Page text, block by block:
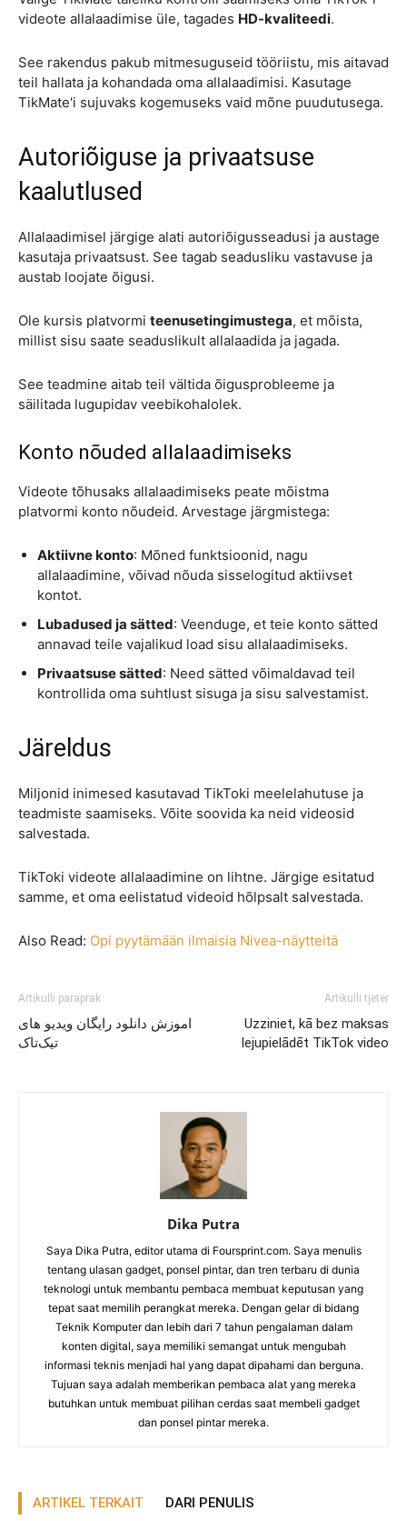
videote allalaadimise üle, tagades HD-kvaliteedi.
See rakendus pakub mitmesuguseid tööriistu, mis aitavad
teil hallata ja kohandada oma allalaadimisi. Kasutage
TikMate'i sujuvaks kogemuseks vaid mõne puudutusega.
Autoriõiguse ja privaatsuse
kaalutlused
Allalaadimisel järgige alati autoriõigusseadusi ja austage
kasutaja privaatsust. See tagab seadusliku vastavuse ja
austab loojate õigusi.
Ole kursis platvormi teenusetingimustega, et mõista,
millist sisu saate seaduslikult allalaadida ja jagada.
See teadmine aitab teil vältida õigusprobleeme ja
säilitada lugupidav veebikohalolek.
Konto nõuded allalaadimiseks
Videote tõhusaks allalaadimiseks peate mõistma
platvormi konto nõudeid. Arvestage järgmistega:
Aktiivne konto: Mõned funktsioonid, nagu
allalaadimine, võivad nõuda sisselogitud aktiivset
kontot.
Lubadused ja sätted: Veenduge, et teie konto sätted
annavad teile vajalikud load sisu allalaadimiseks.
Privaatsuse sätted: Need sätted võimaldavad teil
kontrollida oma suhtlust sisuga ja sisu salvestamist.
Järeldus
Miljonid inimesed kasutavad TikToki meelelahutuse ja
teadmiste saamiseks. Võite soovida ka neid videosid
salvestada.
TikToki videote allalaadimine on lihtne. Järgige esitatud
samme, et oma eelistatud videoid hõlpsalt salvestada.
Also Read: Opi pyytämään ilmaisia Nivea-näytteitä
Artikulli paraprak
اموزش دانلود رایگان ویدیو های
تیک‌تاک
Artikulli tjetër
Uzziniet, kā bez maksas
lejupielādēt TikTok video
Dika Putra
Saya Dika Putra, editor utama di Foursprint.com. Saya menulis
tentang ulasan gadget, ponsel pintar, dan tren terbaru di dunia
teknologi untuk membantu pembaca membuat keputusan yang
tepat saat memilih perangkat mereka. Dengan gelar di bidang
Teknik Komputer dan lebih dari 7 tahun pengalaman dalam
konten digital, saya memiliki semangat untuk mengubah
informasi teknis menjadi hal yang dapat dipahami dan berguna.
Tujuan saya adalah memberikan pembaca alat yang mereka
butuhkan untuk membuat pilihan cerdas saat membeli gadget
dan ponsel pintar mereka.
ARTIKEL TERKAIT DARI PENULIS